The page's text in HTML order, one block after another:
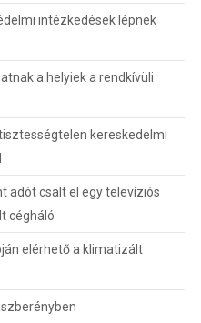
intézkedések lépnek
a helyiek a rendkívüli
kereskedelmi
adót csalt el egy televíziós
cégháló
elérhető a klimatizált